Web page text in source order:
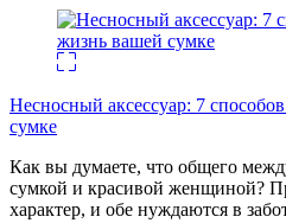
Несносный аксессуар: 7
сумке
Как вы думаете, что общего
сумкой и красивой женщиной?
характер, и обе нуждаются в